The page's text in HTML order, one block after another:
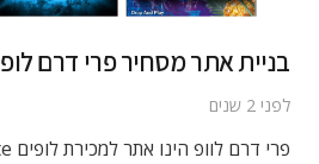
בניית אתר מסחיר פרי דרם לופ
לפני 2 שנים
פרי דרם לוופ הינו אתר למכירת לופים Visit website